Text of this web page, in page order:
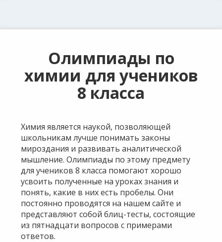
Олимпиады по
химии для учеников
8 класса
Химия является наукой, позволяющей
школьникам лучше понимать законы
мироздания и развивать аналитической
мышление. Олимпиады по этому предмету
для учеников 8 класса помогают хорошо
усвоить полученные на уроках знания и
понять, какие в них есть пробелы. Они
постоянно проводятся на нашем сайте и
представляют собой блиц-тесты, состоящие
из пятнадцати вопросов с примерами
ответов.